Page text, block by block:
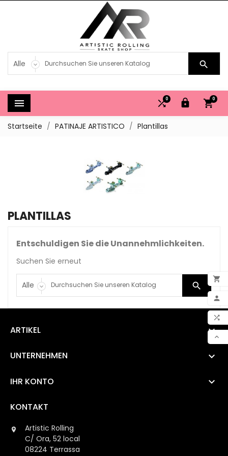





 0


0
Startseite PATINAJE ARTISTICO Plantillas
PLANTILLAS
Entschuldigen Sie die Unannehmlichkeiten.
Suchen Sie erneut

ARTIKEL 
UNTERNEHMEN 
IHR KONTO 
KONTAKT

Artistic Rolling
C/ Ora, 52 local
08224 Terrassa